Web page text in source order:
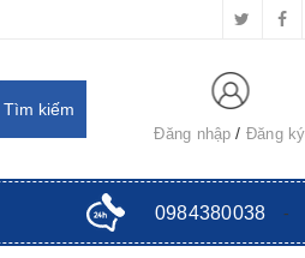
Đăng nhập Đăng ký
0984380038 -